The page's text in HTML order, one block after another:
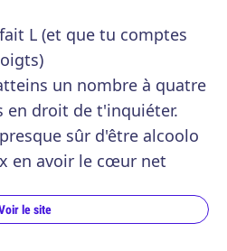
L (et que tu comptes
un nombre à quatre
en droit de t'inquiéter.
sûr d'être alcoolo
en avoir le cœur net
le site